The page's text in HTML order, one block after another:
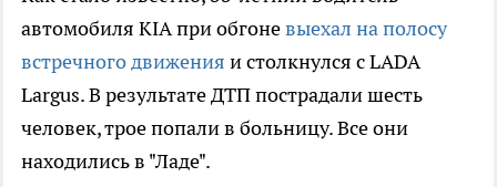
автомобиля KIA при обгоневыехал на полосу
встречного движения и столкнулся с LADA
Largus. В результате ДТП пострадали шесть
человек, трое попали в больницу. Все они
находились в "Ладе".